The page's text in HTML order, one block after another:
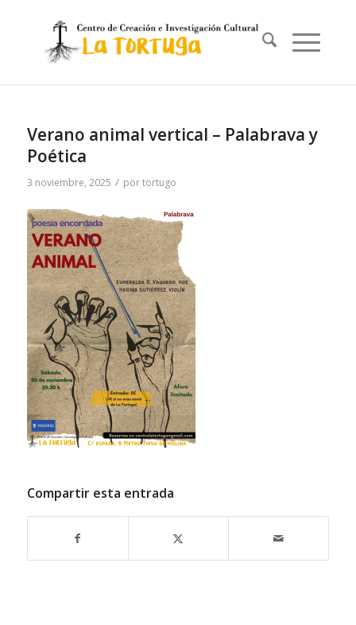
Verano animal vertical – Palabrava y
Poética
3 noviembre, 2025 / portortugo
Compartir esta entrada